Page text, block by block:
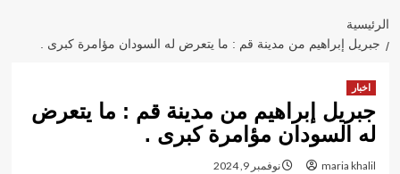
الرئيسية
جبريل إبراهيم من مدينة قم : ما يتعرض له السودان مؤامرة كبرى .
اخبار
جبريل إبراهيم من مدينة قم : ما يتعرض
له السودان مؤامرة كبرى .
maria khalil نوفمبر 9, 2024